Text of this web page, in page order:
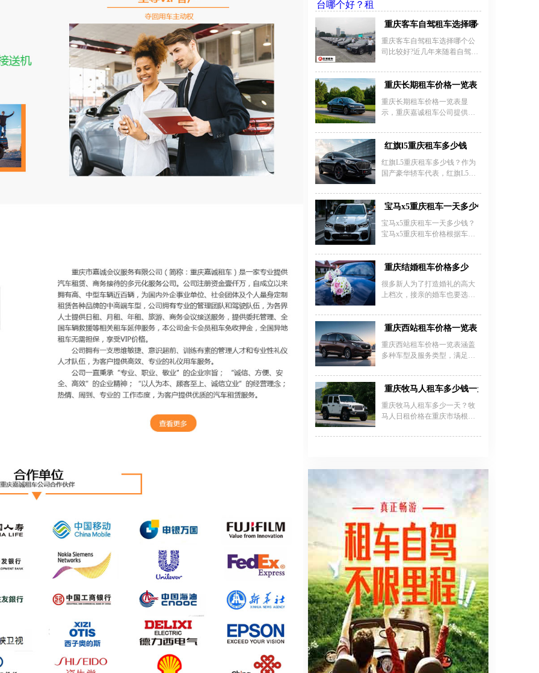
控体验的超跑爱好者，我们均
提供灵活租赁方案与专业管家
服务。南岸区超跑租赁价格透
租模式，配备全险保障和24小
时道路救援。公司立足南岸核
捷、服务周到为核心竞争力，
致力为重庆精英人士打造尊贵
其实这个租车平台现在只有几
家会比较靠谱一些，其他的一
选择，因为汽车没保障另外服
务也没有保障，所以选择正规
重庆客车自驾租车选择哪个公司比较好?
重庆客车自驾租车选择哪个公
司比较好?近几年来随着自驾游
钱的优点渐渐火爆自驾圈，因
此推动了租车行业迅速发展，
多。因此到底该如何选择呢?重
庆客车自驾租车公司哪家好呢?
重庆长期租车价格一览表
重庆长期租车价格一览表显
示，重庆嘉诚租车公司提供丰
案，涵盖轿车、商务车、越野
车及大中巴车等类别。经济型
元，月租折算每天100-200元；
商务车如别克GL8日租400元，
租价格可降至12800-24800元/
月。长期租赁（月租/年租）享
受显著优惠，企业用户可协商
约2000-3000元，含保险与基础
服务，部分车型支持零公里新
透明且车型车况
红旗l5重庆租车多少钱
红旗L5重庆租车多少钱？作为
国产豪华轿车代表，红旗L5在
时长、服务内容和淡旺季有所
浮动。重庆红旗L5租车费用通
格需结合婚庆用车、商务接待
等场景需求确定。选择红旗L5
机服务、保险费用等细节。重
庆红旗L5婚车租赁尤其受欢
迎，其大气外观和红色车身完
提供车队组合服务。影响红旗
L5租车多少钱的关键因素包括
天/全天/多日）以及特殊日期溢
价等，建议通过多
宝马x5重庆租车一天多少钱
宝马x5重庆租车一天多少钱？
宝马x5重庆租车价格根据车型
所不同。重庆国信租车公司提
供的宝马X5日租金为1800-2000
220公里；安润汽车租赁公司宝
马X5租金约2000元/天，押金
游旺季价格可能上涨，部分公
司如逸之行租车推出的宝马X5
租赁价格为1700元起，支持长
择租车时需注意不同车型的排
量差异（如2.0T或3.0T）、超里
务费用（
重庆结婚租车价格多少
很多新人为了打造婚礼的高大
上档次，接亲的婚车也要选择
赁价格是很多新人关心的问
题，下面一起来看看重庆租豪
重庆西站租车价格一览表
重庆西站租车价格一览表涵盖
多种车型及服务类型，满足不
别克GL8日租金约500-700元，
传祺M8约500-600元；高端商务
丰田埃尔法日租1800-2200元，
雷克萨斯LM更高达3500-4000
豪华车型如劳斯莱斯幻影日租
8000-10000元
重庆牧马人租车多少钱一天
重庆牧马人租车多少一天？牧
马人日租价格在重庆市场根据
容有所不同，基础款日租金约
车等提供专业服务，涵盖带司
机、保险、异地还车等选项，
部分公司针对外地客户推出满
10天免接送机等增值服务。Jeep
牧马人凭借硬核越野性能，成
为川藏线穿越、户外探险的热
门选择，租赁时需注意押金
（约2万元）及额外费用如油
费、超里程费。重庆越野车出
租市场竞争激烈，建议对比多
家公司报价与服务细节，结合
行程需求选择四驱版或高配车
型，灵活搭配日租、月租方
案，兼顾